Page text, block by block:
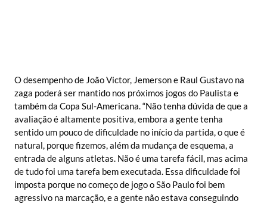
O desempenho de João Victor, Jemerson e Raul Gustavo na
zaga poderá ser mantido nos próximos jogos do Paulista e
também da Copa Sul-Americana. “Não tenha dúvida de que a
avaliação é altamente positiva, embora a gente tenha
sentido um pouco de dificuldade no início da partida, o que é
natural, porque fizemos, além da mudança de esquema, a
entrada de alguns atletas. Não é uma tarefa fácil, mas acima
de tudo foi uma tarefa bem executada. Essa dificuldade foi
imposta porque no começo de jogo o São Paulo foi bem
agressivo na marcação, e a gente não estava conseguindo